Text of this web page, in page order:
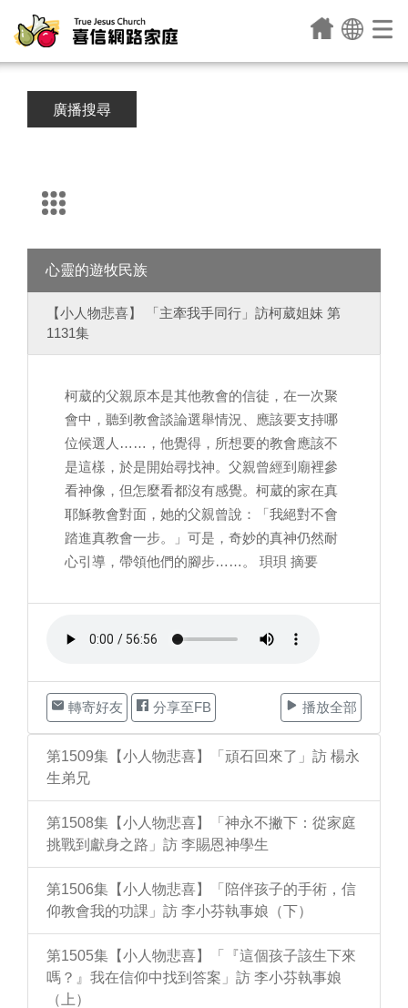
廣播搜尋
心靈的遊牧民族
【小人物悲喜】 「主牽我手同行」訪柯葳姐妹 第
1131集
柯葳的父親原本是其他教會的信徒，在一次聚
會中，聽到教會談論選舉情況、應該要支持哪
位候選人……，他覺得，所想要的教會應該不
是這樣，於是開始尋找神。父親曾經到廟裡參
看神像，但怎麼看都沒有感覺。柯葳的家在真
耶穌教會對面，她的父親曾說：「我絕對不會
踏進真教會一步。」可是，奇妙的真神仍然耐
心引導，帶領他們的腳步……。 珼珼 摘要
轉寄好友 分享至FB 播放全部
第1509集【小人物悲喜】「頑石回來了」訪 楊永
生弟兄
第1508集【小人物悲喜】「神永不撇下：從家庭
挑戰到獻身之路」訪 李賜恩神學生
第1506集【小人物悲喜】「陪伴孩子的手術，信
仰教會我的功課」訪 李小芬執事娘（下）
第1505集【小人物悲喜】「『這個孩子該生下來
嗎？』我在信仰中找到答案」訪 李小芬執事娘
（上）